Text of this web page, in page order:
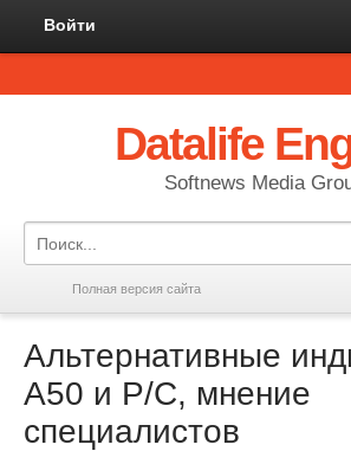
Войти
Datalife
Softnews Media
Полная версия сайта
Альтернативные
A50 и P/C, мнение
специалистов